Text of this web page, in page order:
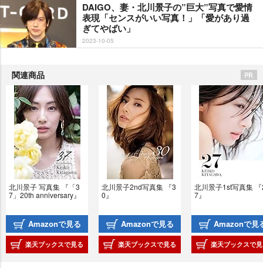
DAIGO、妻・北川景子の”巨大”写真で愛情
表現「センスがいい写真！」「愛があり過
ぎてやばい」
2023-10-05
関連商品
北川景子 写真集 『「3
7」20th anniversary』
Amazonで見る
楽天ブックスで見る
北川景子2nd写真集 『3
0』
Amazonで見る
楽天ブックスで見る
北川景子1st写真集
7』
Amazonで見
楽天ブックスで